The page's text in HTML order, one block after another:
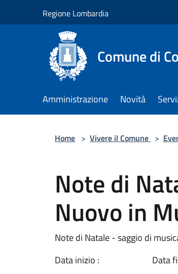
Regione Lombardia
Comune di
Amministrazione Novità
Home > Vivere il Comune >
Note di
Nuovo in
Note di Natale - saggio di
Data inizio :
Data